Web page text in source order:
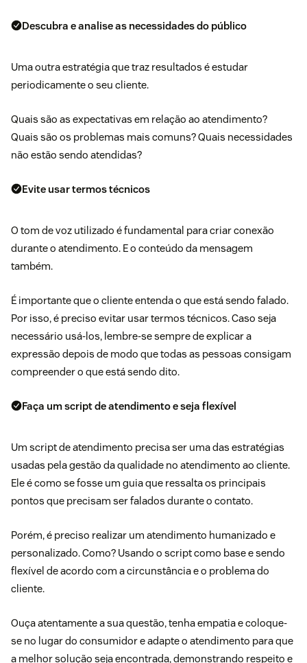
Descubra e analise as necessidades do público
Uma outra estratégia que traz resultados é estudar
periodicamente o seu cliente.
Quais são as expectativas em relação ao atendimento?
Quais são os problemas mais comuns? Quais necessidades
não estão sendo atendidas?
Evite usar termos técnicos
O tom de voz utilizado é fundamental para criar conexão
durante o atendimento. E o conteúdo da mensagem
também.
É importante que o cliente entenda o que está sendo falado.
Por isso, é preciso evitar usar termos técnicos. Caso seja
necessário usá-los, lembre-se sempre de explicar a
expressão depois de modo que todas as pessoas consigam
compreender o que está sendo dito.
Faça um script de atendimento e seja flexível
Um script de atendimento precisa ser uma das estratégias
usadas pela gestão da qualidade no atendimento ao cliente.
Ele é como se fosse um guia que ressalta os principais
pontos que precisam ser falados durante o contato.
Porém, é preciso realizar um atendimento humanizado e
personalizado. Como? Usando o script como base e sendo
flexível de acordo com a circunstância e o problema do
cliente.
Ouça atentamente a sua questão, tenha empatia e coloque-
se no lugar do consumidor e adapte o atendimento para que
a melhor solução seja encontrada, demonstrando respeito e